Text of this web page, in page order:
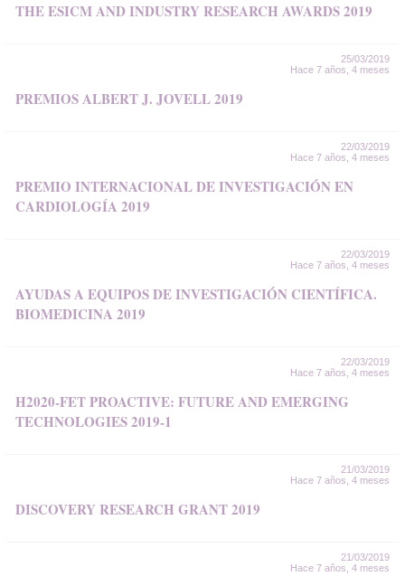
THE ESICM AND INDUSTRY RESEARCH AWARDS 2019
25/03/2019
Hace 7 años, 4 meses
PREMIOS ALBERT J. JOVELL 2019
22/03/2019
Hace 7 años, 4 meses
PREMIO INTERNACIONAL DE INVESTIGACIÓN EN
CARDIOLOGÍA 2019
22/03/2019
Hace 7 años, 4 meses
AYUDAS A EQUIPOS DE INVESTIGACIÓN CIENTÍFICA.
BIOMEDICINA 2019
22/03/2019
Hace 7 años, 4 meses
H2020-FET PROACTIVE: FUTURE AND EMERGING
TECHNOLOGIES 2019-1
21/03/2019
Hace 7 años, 4 meses
DISCOVERY RESEARCH GRANT 2019
21/03/2019
Hace 7 años, 4 meses